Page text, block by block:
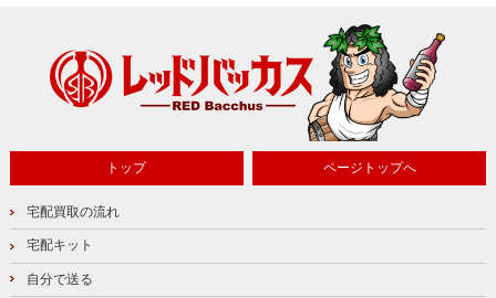
トップ ページトップへ
宅配買取の流れ
宅配キット
自分で送る